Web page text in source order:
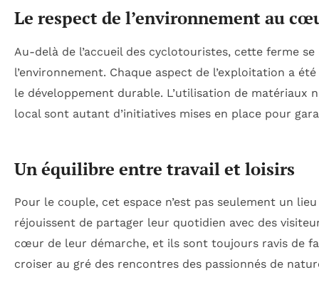
Le respect de l’environnement au
Au-delà de l’accueil des cyclotouristes, cette ferme
l’environnement. Chaque aspect de l’exploitation a
le développement durable. L’utilisation de matériaux
local sont autant d’initiatives mises en place pour
Un équilibre entre travail et loisirs
Pour le couple, cet espace n’est pas seulement un
réjouissent de partager leur quotidien avec des
cœur de leur démarche, et ils sont toujours ravis de
croiser au gré des rencontres des passionnés de